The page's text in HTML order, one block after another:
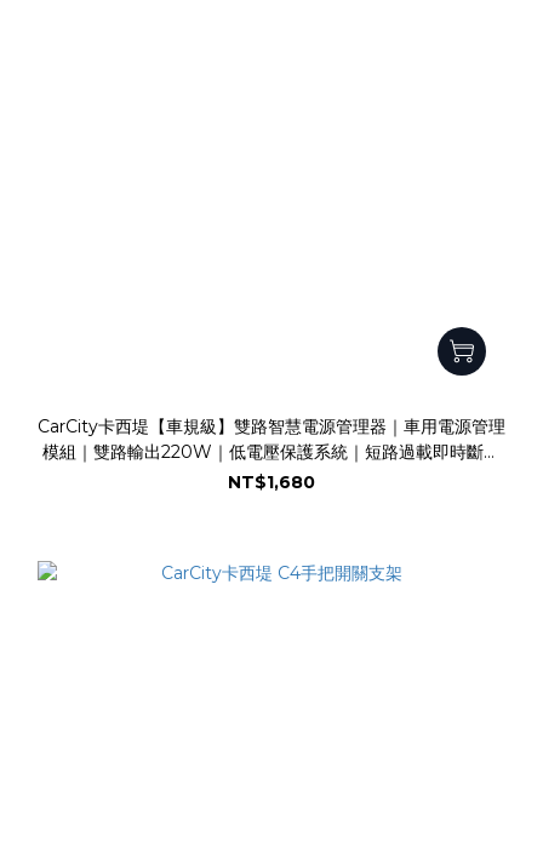
CarCity卡西堤【車規級】雙路智慧電源管理器｜車用電源管理
模組｜雙路輸出220W｜低電壓保護系統｜短路過載即時斷電
｜濾波抗浪湧｜德國Infineon車規晶片
NT$1,680